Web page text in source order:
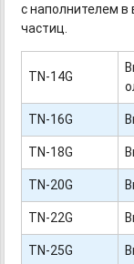
с наполнителем в
частиц.
TN-14G
TN-16G
TN-18G
TN-20G
TN-22G
TN-25G